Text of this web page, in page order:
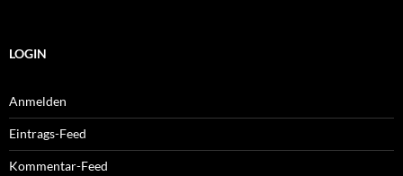
LOGIN
Anmelden
Eintrags-Feed
Kommentar-Feed